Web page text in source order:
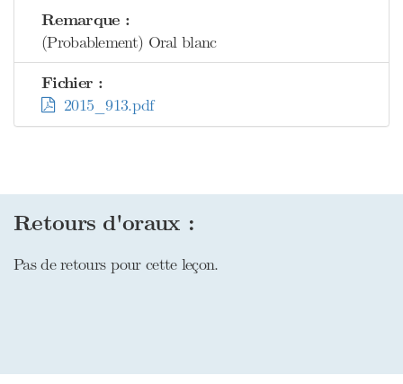
Remarque :
(Probablement) Oral blanc
Fichier :
2015_913.pdf
Retours d'oraux :
Pas de retours pour cette leçon.